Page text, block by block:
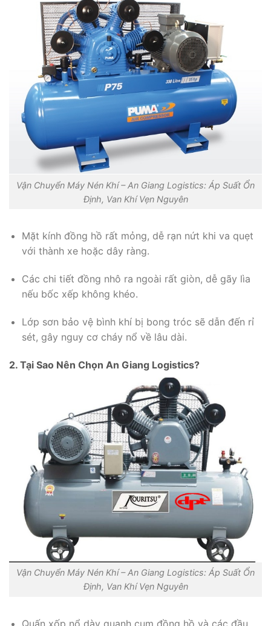
Vận Chuyển Máy Nén Khí – An Giang Logistics: Áp Suất Ổn
Định, Van Khí Vẹn Nguyên
Mặt kính đồng hồ rất mỏng, dễ rạn nứt khi va quẹt
với thành xe hoặc dây ràng.
Các chi tiết đồng nhô ra ngoài rất giòn, dễ gãy lìa
nếu bốc xếp không khéo.
Lớp sơn bảo vệ bình khí bị bong tróc sẽ dẫn đến rỉ
sét, gây nguy cơ cháy nổ về lâu dài.
2. Tại Sao Nên Chọn An Giang Logistics?
Vận Chuyển Máy Nén Khí – An Giang Logistics: Áp Suất Ổn
Định, Van Khí Vẹn Nguyên
Quấn xốp nổ dày quanh cụm đồng hồ và các đầu